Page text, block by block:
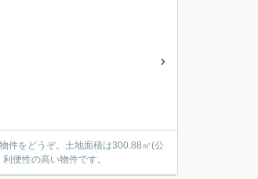
件をどうぞ。土地面積は300.88㎡(公
便性の高い物件です。